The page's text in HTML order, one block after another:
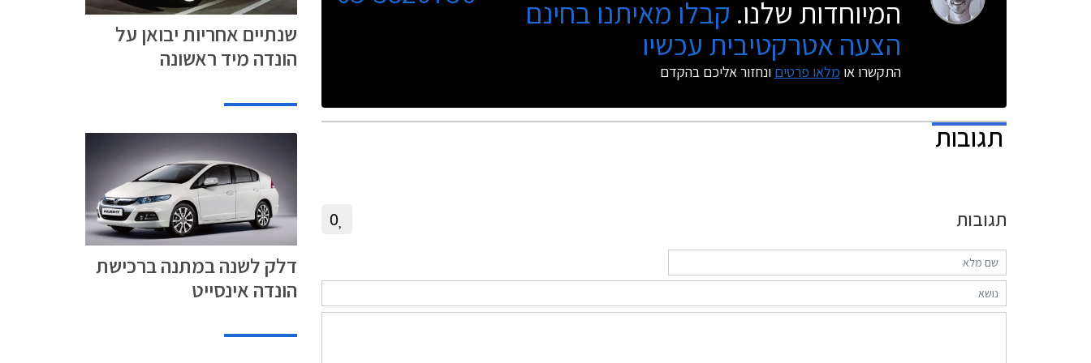
המיוחדות שלנו. קבלו מאיתנו בחינם
הצעה אטרקטיבית עכשיו
התקשרו או מלאו פרטים ונחזור אליכם בהקדם
תגובות
תגובות 0
שנתיים אחריות יבואן על
הונדה מיד ראשונה
דלק לשנה במתנה ברכישת
הונדה אינסייט